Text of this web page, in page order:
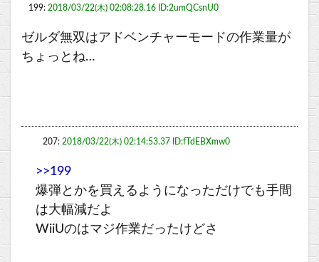
199: 2018/03/22(木) 02:08:28.16 ID:2umQCsnU0
ゼルダ無双はアドベンチャーモードの作業量が
ちょっとね…
207: 2018/03/22(木) 02:14:53.37 ID:fTdEBXmw0
>>199
爆弾とかを買えるようになっただけでも手間
は大幅減だよ
WiiUのはマジ作業だったけどさ